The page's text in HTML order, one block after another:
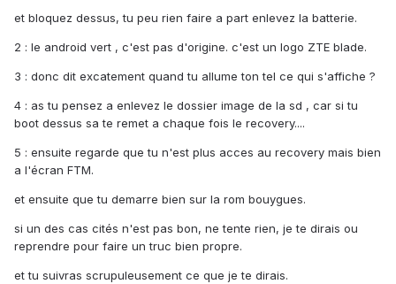
et bloquez dessus, tu peu rien faire a part enlevez la batterie.
2 : le android vert , c'est pas d'origine. c'est un logo ZTE blade.
3 : donc dit excatement quand tu allume ton tel ce qui s'affiche ?
4 : as tu pensez a enlevez le dossier image de la sd , car si tu
boot dessus sa te remet a chaque fois le recovery....
5 : ensuite regarde que tu n'est plus acces au recovery mais bien
a l'écran FTM.
et ensuite que tu demarre bien sur la rom bouygues.
si un des cas cités n'est pas bon, ne tente rien, je te dirais ou
reprendre pour faire un truc bien propre.
et tu suivras scrupuleusement ce que je te dirais.